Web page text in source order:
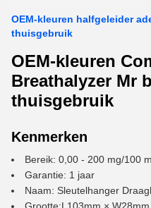
OEM-kleuren halfgeleider
thuisgebruik
OEM-kleuren
Breathalyzer Mr
thuisgebruik
Kenmerken
Bereik: 0,00 - 200 mg/100
Garantie: 1 jaar
Naam: Sleutelhanger